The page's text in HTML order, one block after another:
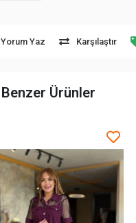
Yorum Yaz Karşılaştır
Benzer Ürünler